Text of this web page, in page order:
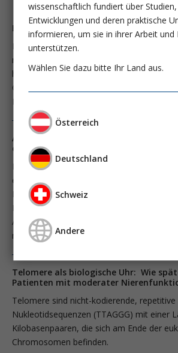
Basalmembran: Bindeglied zwischen
Die Lunge und die Niere sind in Struktur
miteinander verbunden. Beide Organe
hochselektive Filtrationsbarriere zu bilden,
Gasaustausch in der Lunge und die
Niere ermöglicht.
Akzelerierte Atherosklerose Bei CKD,
einer akuten Nierenschädigung
Es ist bekannt, dass eine chronische
eGFR von etwa 60 ml/min ein
Herz-Kreislauferkrankungen ist. Wie weit
Nierenschädigung (AKI) ebenfalls zu einer
Atherosklerose führen könnte, wie dies
nahelegen, ist dagegen wenig untersucht.
Telomere als biologische Uhr: Wie
Patienten mit moderater
Telomere sind nicht-kodierende, repetitive
Nukleotidsequenzen (TTAGGG) mit einer
Kilobasenpaaren, die sich am Ende der
Chromosomen befinden.
wissenschaftlich fundiert über
Entwicklungen und deren praktische
informieren, um sie in ihrer Arbeit und
unterstützen.
Wählen Sie dazu bitte Ihr Land aus.
Österreich
Deutschland
Schweiz
Andere